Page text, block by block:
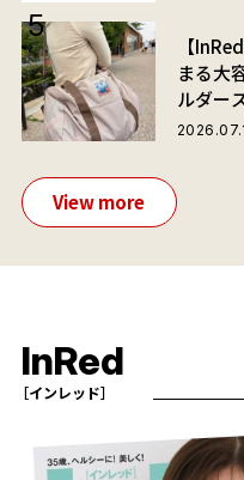
【
まる大
ルダー
が夏旅
View more
InRed
［インレッド］